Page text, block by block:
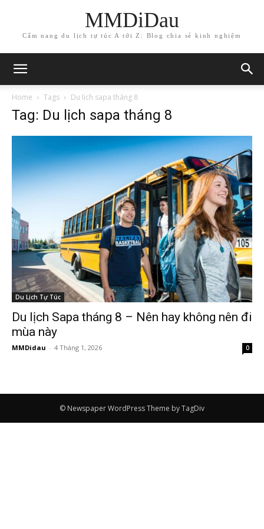
MMDiDau
Cẩm nang du lịch tự túc A tới Z: Blog chia sẻ kinh nghiệm
Home Tags Du lịch sapa tháng 8
Tag: Du lịch sapa tháng 8
Du Lịch Tự Túc
Du lịch Sapa tháng 8 – Nên hay không nên đi
mùa này
MMDidau - 4 Tháng 1, 2026 0
© Newspaper WordPress Theme by TagDiv